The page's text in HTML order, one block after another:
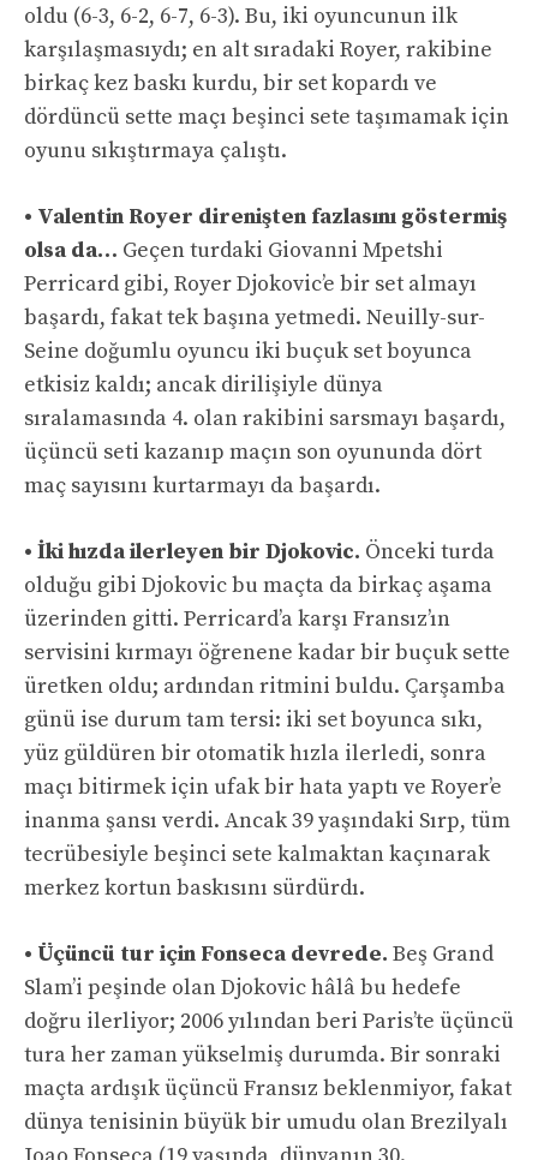
oldu (6-3, 6-2, 6-7, 6-3). Bu, iki oyuncunun ilk
karşılaşmasıydı; en alt sıradaki Royer, rakibine
birkaç kez baskı kurdu, bir set kopardı ve
dördüncü sette maçı beşinci sete taşımamak için
oyunu sıkıştırmaya çalıştı.
• Valentin Royer direnişten fazlasını göstermiş
olsa da… Geçen turdaki Giovanni Mpetshi
Perricard gibi, Royer Djokovic’e bir set almayı
başardı, fakat tek başına yetmedi. Neuilly-sur-
Seine doğumlu oyuncu iki buçuk set boyunca
etkisiz kaldı; ancak dirilişiyle dünya
sıralamasında 4. olan rakibini sarsmayı başardı,
üçüncü seti kazanıp maçın son oyununda dört
maç sayısını kurtarmayı da başardı.
• İki hızda ilerleyen bir Djokovic. Önceki turda
olduğu gibi Djokovic bu maçta da birkaç aşama
üzerinden gitti. Perricard’a karşı Fransız’ın
servisini kırmayı öğrenene kadar bir buçuk sette
üretken oldu; ardından ritmini buldu. Çarşamba
günü ise durum tam tersi: iki set boyunca sıkı,
yüz güldüren bir otomatik hızla ilerledi, sonra
maçı bitirmek için ufak bir hata yaptı ve Royer’e
inanma şansı verdi. Ancak 39 yaşındaki Sırp, tüm
tecrübesiyle beşinci sete kalmaktan kaçınarak
merkez kortun baskısını sürdürdı.
• Üçüncü tur için Fonseca devrede. Beş Grand
Slam’i peşinde olan Djokovic hâlâ bu hedefe
doğru ilerliyor; 2006 yılından beri Paris’te üçüncü
tura her zaman yükselmiş durumda. Bir sonraki
maçta ardışık üçüncü Fransız beklenmiyor, fakat
dünya tenisinin büyük bir umudu olan Brezilyalı